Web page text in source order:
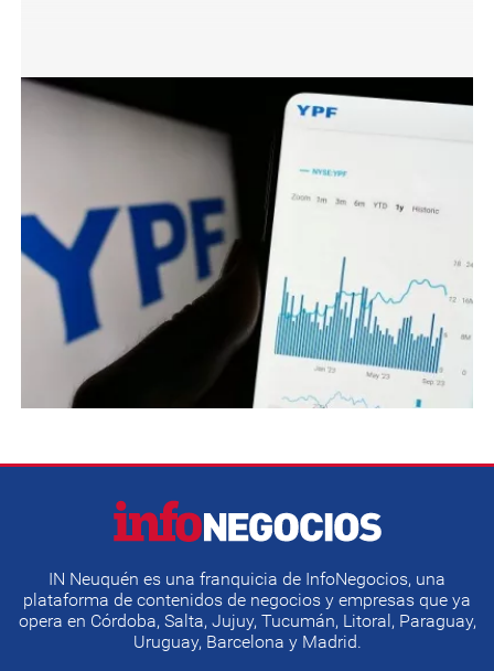
IN Neuquén es una franquicia de InfoNegocios, una
plataforma de contenidos de negocios y empresas que ya
opera en Córdoba, Salta, Jujuy, Tucumán, Litoral, Paraguay,
Uruguay, Barcelona y Madrid.